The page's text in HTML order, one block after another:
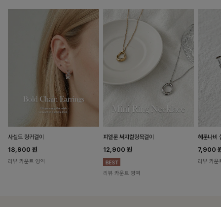
사셀드 링귀걸이
18,900 원
리뷰 카운트 영역
피엘룬 써지컬링목걸이
12,900 원
리뷰 카운트 영역
헤룬나비
7,900
리뷰 카운